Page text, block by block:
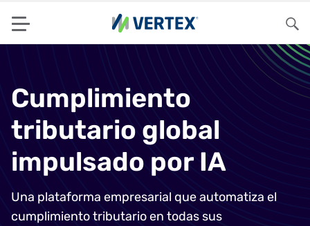
Menu
Cumplimiento
tributario global
impulsado por IA
Una plataforma empresarial que automatiza el
cumplimiento tributario en todas sus